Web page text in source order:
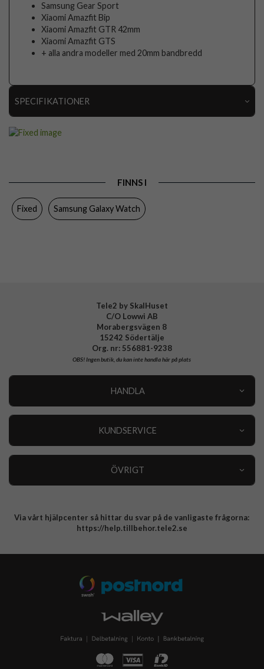
Samsung Gear Sport
Xiaomi Amazfit Bip
Xiaomi Amazfit GTR 42mm
Xiaomi Amazfit GTS
+ alla andra modeller med 20mm bandbredd
SPECIFIKATIONER
Färg
FINNS I
Fixed Samsung Galaxy Watch
Tele2 by SkalHuset
C/O Lowwi AB
Morabergsvägen 8
15242 Södertälje
Org. nr: 556881-9238
OBS!Ingen butik, du kan inte handla här på plats
HANDLA
KUNDSERVICE
ÖVRIGT
Integritetspolicy
Via vårt hjälpcenter så hittar du svar på de vanligaste frågorna:
https://help.tillbehor.tele2.se